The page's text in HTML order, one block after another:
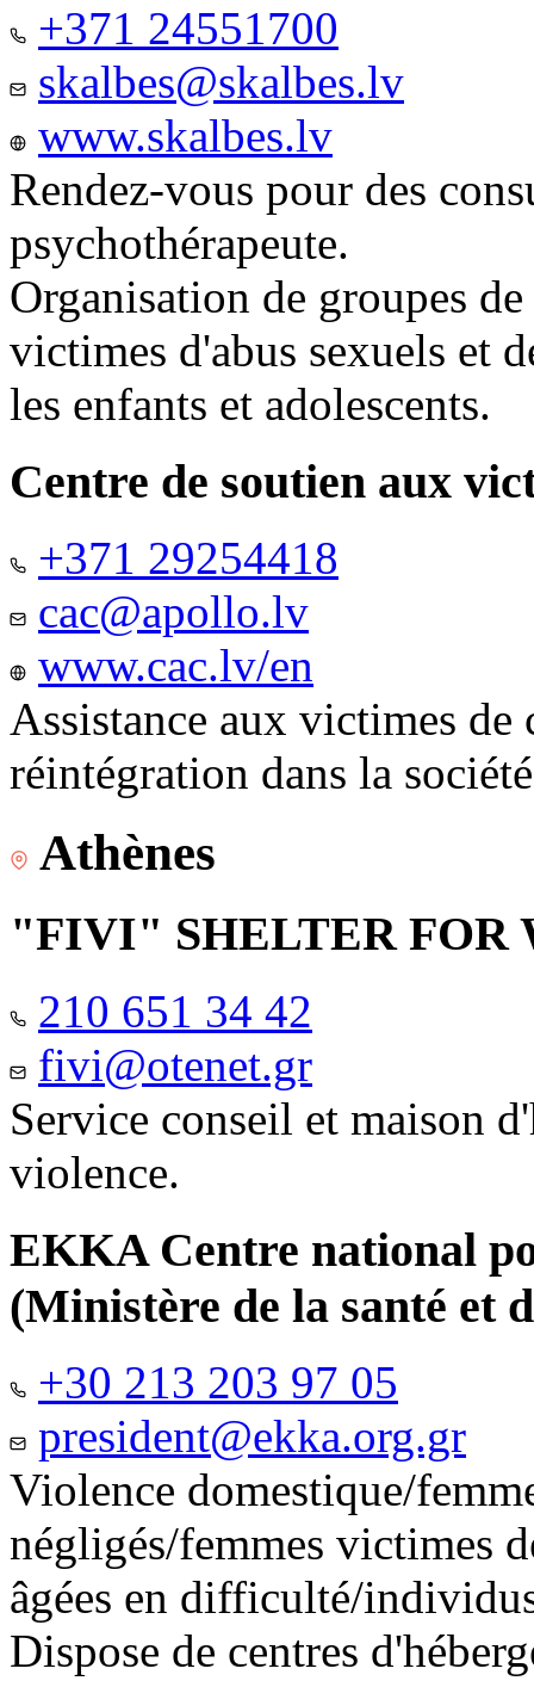
+371 24551700
skalbes@skalbes.lv
www.skalbes.lv
Rendez-vous pour des
psychothérapeute.
Organisation de groupes
victimes d'abus sexuels et
les enfants et adolescents.
Centre de soutien aux
+371 29254418
cac@apollo.lv
www.cac.lv/en
Assistance aux victimes
réintégration dans la
Athènes
"FIVI" SHELTER FOR
210 651 34 42
fivi@otenet.gr
Service conseil et maison
violence.
EKKA Centre national
(Ministère de la santé et
+30 213 203 97 05
president@ekka.org.gr
Violence domestique/
négligés/femmes victimes
âgées en difficulté/
Dispose de centres